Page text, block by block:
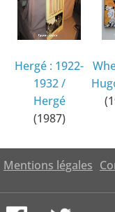
Hergé : 1922-
1932/
Hergé
(1987)
Mentions légales